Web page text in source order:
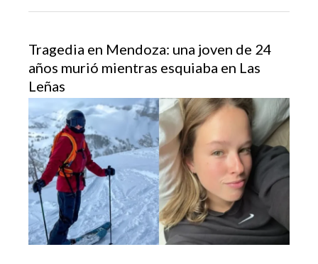
Tragedia en Mendoza: una joven de 24
años murió mientras esquiaba en Las
Leñas